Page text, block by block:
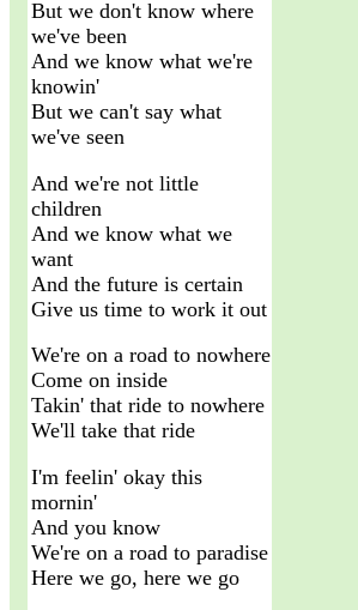
But we don't know where
we've been
And we know what we're
knowin'
But we can't say what
we've seen
And we're not little
children
And we know what we
want
And the future is certain
Give us time to work it out
We're on a road to nowhere
Come on inside
Takin' that ride to nowhere
We'll take that ride
I'm feelin' okay this
mornin'
And you know
We're on a road to paradise
Here we go, here we go